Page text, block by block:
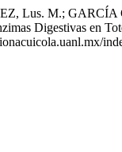
Lus. M.; GARCÍA
Digestivas en